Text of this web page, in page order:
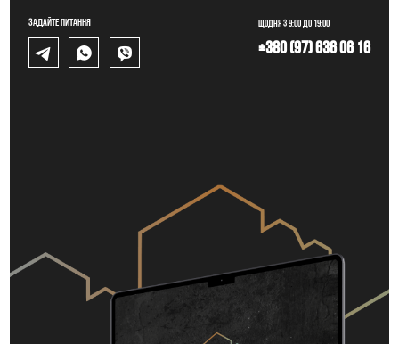
Задайте питання Щодня з 9:00 до 19:00
+380 (97) 636 06 16